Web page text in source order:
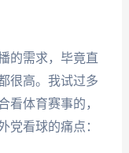
的需求，毕竟直
很高。我试过多
看体育赛事的，
党看球的痛点：